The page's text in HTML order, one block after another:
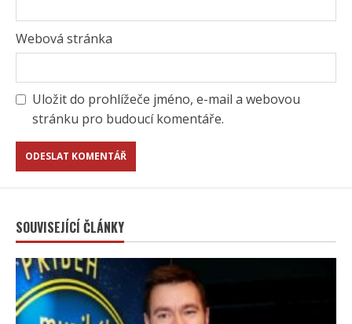
Webová stránka
Uložit do prohlížeče jméno, e-mail a webovou
stránku pro budoucí komentáře.
SOUVISEJÍCÍ ČLÁNKY